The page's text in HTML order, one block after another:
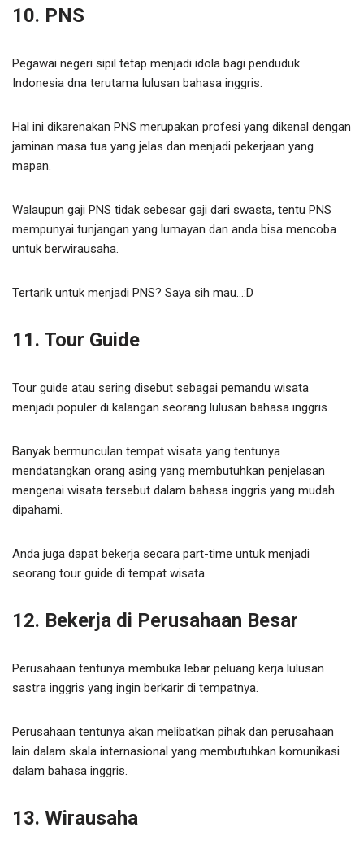
10. PNS
Pegawai negeri sipil tetap menjadi idola bagi penduduk
Indonesia dna terutama lulusan bahasa inggris.
Hal ini dikarenakan PNS merupakan profesi yang dikenal dengan
jaminan masa tua yang jelas dan menjadi pekerjaan yang
mapan.
Walaupun gaji PNS tidak sebesar gaji dari swasta, tentu PNS
mempunyai tunjangan yang lumayan dan anda bisa mencoba
untuk berwirausaha.
Tertarik untuk menjadi PNS? Saya sih mau…:D
11. Tour Guide
Tour guide atau sering disebut sebagai pemandu wisata
menjadi populer di kalangan seorang lulusan bahasa inggris.
Banyak bermunculan tempat wisata yang tentunya
mendatangkan orang asing yang membutuhkan penjelasan
mengenai wisata tersebut dalam bahasa inggris yang mudah
dipahami.
Anda juga dapat bekerja secara part-time untuk menjadi
seorang tour guide di tempat wisata.
12. Bekerja di Perusahaan Besar
Perusahaan tentunya membuka lebar peluang kerja lulusan
sastra inggris yang ingin berkarir di tempatnya.
Perusahaan tentunya akan melibatkan pihak dan perusahaan
lain dalam skala internasional yang membutuhkan komunikasi
dalam bahasa inggris.
13. Wirausaha